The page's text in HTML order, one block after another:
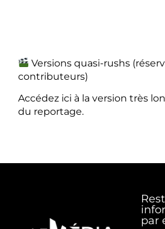
Versions quasi-rushs
contributeurs)
Accédez ici à la version très
du reportage.
par